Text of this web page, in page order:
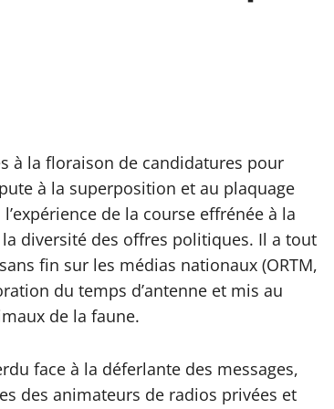
à la floraison de candidatures pour
à la superposition et au plaquage
de la course effrénée à la
diversité des offres politiques. Il a tout
fin sur les médias nationaux (ORTM,
du temps d’antenne et mis au
de la faune.
face à la déferlante des messages,
des animateurs de radios privées et